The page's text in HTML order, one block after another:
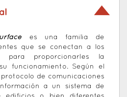
es una familia de
que se conectan a los
para proporcionarles la
funcionamiento. Según el
de comunicaciones
a un sistema de